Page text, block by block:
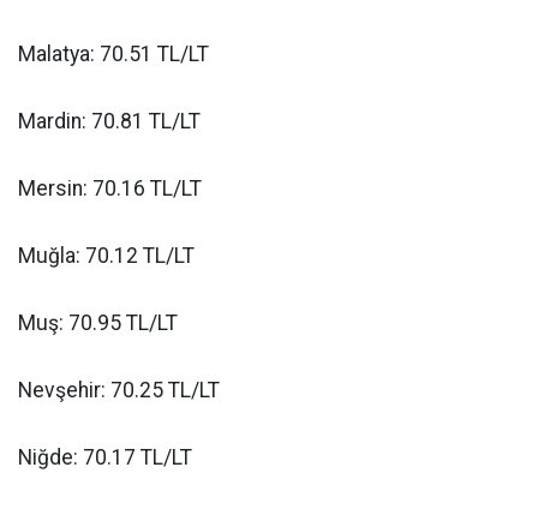
Malatya: 70.51 TL/LT
Mardin: 70.81 TL/LT
Mersin: 70.16 TL/LT
Muğla: 70.12 TL/LT
Muş: 70.95 TL/LT
Nevşehir: 70.25 TL/LT
Niğde: 70.17 TL/LT